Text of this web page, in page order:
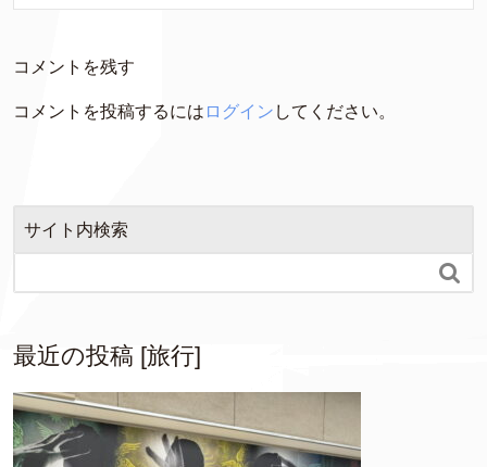
コメントを残す
コメントを投稿するには ログイン してください。
サイト内検索

最近の投稿 [旅行]